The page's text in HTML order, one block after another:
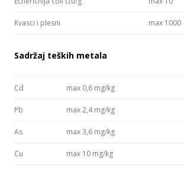
Kvasci i plesni max 1000
Sadržaj teških metala
Cd max 0,6 mg/kg
Pb max 2,4 mg/kg
As max 3,6 mg/kg
Cu max 10 mg/kg